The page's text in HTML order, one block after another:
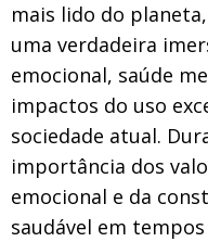
mais lido do
uma verdadeira
emocional, saúde
impactos do uso
sociedade atual.
importância dos
emocional e da
saudável em